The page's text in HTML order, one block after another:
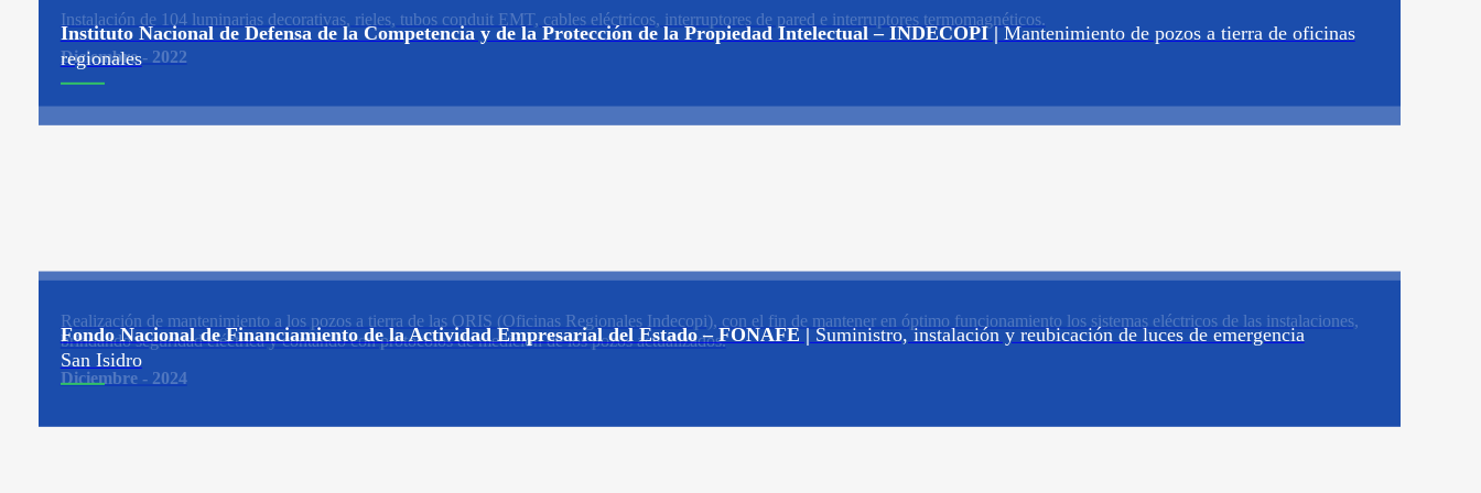
Instalación de 104 luminarias decorativas, rieles, tubos conduit EMT, cables eléctricos, interruptores de pared e interruptores termomagnéticos.
Diciembre - 2022
Instituto Nacional de Defensa de la Competencia y de la Protección de la Propiedad Intelectual – INDECOPI |Mantenimiento de pozos a tierra de oficinas
regionales
Realización de mantenimiento a los pozos a tierra de las ORIS (Oficinas Regionales Indecopi), con el fin de mantener en óptimo funcionamiento los sistemas eléctricos de las instalaciones,
brindando seguridad eléctrica y contando con protocolos de medición de los pozos actualizados.
Diciembre - 2024
Fondo Nacional de Financiamiento de la Actividad Empresarial del Estado – FONAFE |Suministro, instalación y reubicación de luces de emergencia
San Isidro